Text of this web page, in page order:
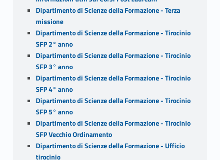
Dipartimento di Scienze della Formazione - Terza
missione
Dipartimento di Scienze della Formazione - Tirocinio
SFP 2° anno
Dipartimento di Scienze della Formazione - Tirocinio
SFP 3° anno
Dipartimento di Scienze della Formazione - Tirocinio
SFP 4° anno
Dipartimento di Scienze della Formazione - Tirocinio
SFP 5° anno
Dipartimento di Scienze della Formazione - Tirocinio
SFP Vecchio Ordinamento
Dipartimento di Scienze della Formazione - Ufficio
tirocinio